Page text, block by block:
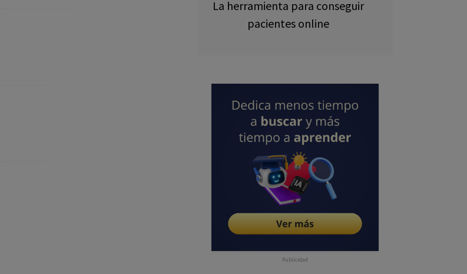
La herramienta para conseguir
pacientes online
Publicidad